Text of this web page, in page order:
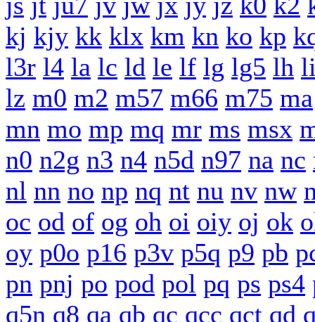
kj kjy kk klx km kn ko kp
l3r l4 la lc ld le lf lg lg5 lh
lz m0 m2 m57 m66 m75 ma
mn mo mp mq mr ms msx
n0 n2g n3 n4 n5d n97 na nc
nl nn no np nq nt nu nv nw
oc od of og oh oi oiy oj ok
oy p0o p16 p3v p5q p9 pb
pn pnj po pod pol pq ps ps4
q5n q8 qa qb qc qcc qct qd